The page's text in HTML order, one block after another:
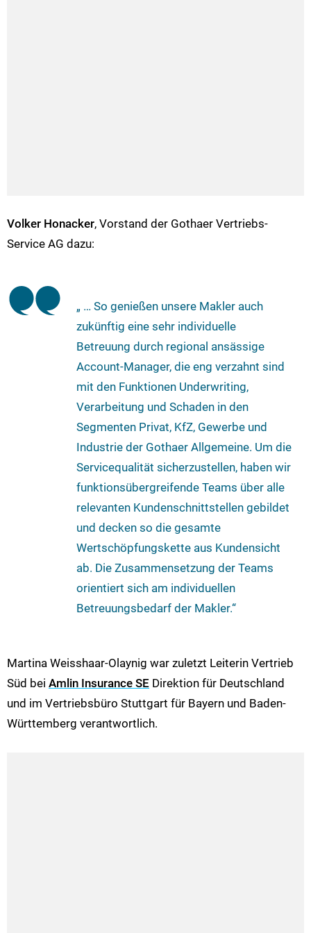
Volker Honacker, Vorstand der Gothaer Vertriebs-
Service AG dazu:
„ … So genießen unsere Makler auch
zukünftig eine sehr individuelle
Betreuung durch regional ansässige
Account-Manager, die eng verzahnt sind
mit den Funktionen Underwriting,
Verarbeitung und Schaden in den
Segmenten Privat, KfZ, Gewerbe und
Industrie der Gothaer Allgemeine. Um die
Servicequalität sicherzustellen, haben wir
funktionsübergreifende Teams über alle
relevanten Kundenschnittstellen gebildet
und decken so die gesamte
Wertschöpfungskette aus Kundensicht
ab. Die Zusammensetzung der Teams
orientiert sich am individuellen
Betreuungsbedarf der Makler.“
Martina Weisshaar-Olaynig war zuletzt Leiterin Vertrieb
Süd bei Amlin Insurance SE Direktion für Deutschland
und im Vertriebsbüro Stuttgart für Bayern und Baden-
Württemberg verantwortlich.